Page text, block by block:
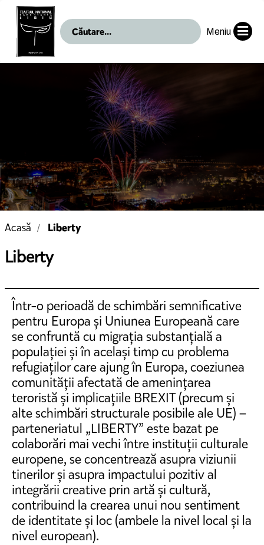
Meniu
Acasă Liberty
Liberty
Într-o perioadă de schimbări semnificative
pentru Europa și Uniunea Europeană care
se confruntă cu migrația substanțială a
populației și în același timp cu problema
refugiaților care ajung în Europa, coeziunea
comunității afectată de amenințarea
teroristă și implicațiile BREXIT (precum și
alte schimbări structurale posibile ale UE) –
parteneriatul „LIBERTY” este bazat pe
colaborări mai vechi între instituții culturale
europene, se concentrează asupra viziunii
tinerilor și asupra impactului pozitiv al
integrării creative prin artă și cultură,
contribuind la crearea unui nou sentiment
de identitate și loc (ambele la nivel local și la
nivel european).